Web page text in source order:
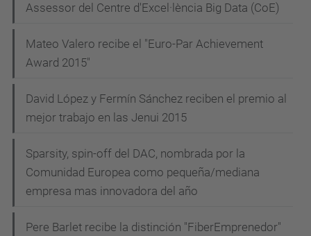
Assessor del Centre d'Excel·lència Big Data (CoE)
Mateo Valero recibe el "Euro-Par Achievement
Award 2015"
David López y Fermín Sánchez reciben el premio al
mejor trabajo en las Jenui 2015
Sparsity, spin-off del DAC, nombrada por la
Comunidad Europea como pequeña/mediana
empresa mas innovadora del año
Pere Barlet recibe la distinción "FiberEmprenedor"